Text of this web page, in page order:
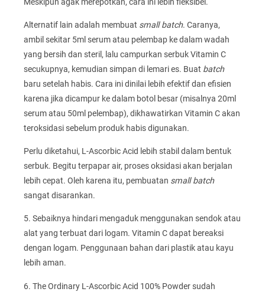
Alternatif lain adalah membuat small batch. Caranya,
ambil sekitar 5ml serum atau pelembap ke dalam wadah
yang bersih dan steril, lalu campurkan serbuk Vitamin C
secukupnya, kemudian simpan di lemari es. Buat batch
baru setelah habis. Cara ini dinilai lebih efektif dan efisien
karena jika dicampur ke dalam botol besar (misalnya 20ml
serum atau 50ml pelembap), dikhawatirkan Vitamin C akan
teroksidasi sebelum produk habis digunakan.
Perlu diketahui, L-Ascorbic Acid lebih stabil dalam bentuk
serbuk. Begitu terpapar air, proses oksidasi akan berjalan
lebih cepat. Oleh karena itu, pembuatan small batch
sangat disarankan.
5. Sebaiknya hindari mengaduk menggunakan sendok atau
alat yang terbuat dari logam. Vitamin C dapat bereaksi
dengan logam. Penggunaan bahan dari plastik atau kayu
lebih aman.
6. The Ordinary L-Ascorbic Acid 100% Powder sudah